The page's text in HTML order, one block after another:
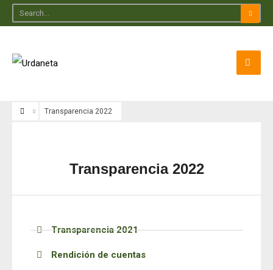
Transparencia 2022
Transparencia 2022
Transparencia 2021
Rendición de cuentas